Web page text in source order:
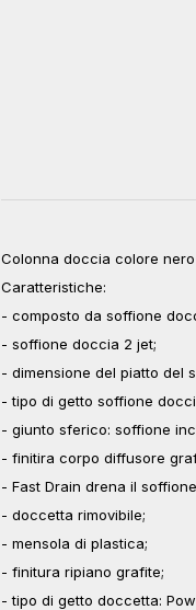
Colonna doccia colore
Caratteristiche:
- composto da soffione
- soffione doccia 2 jet;
- dimensione del piatto del
- tipo di getto soffione
- giunto sferico: soffione
- finitira corpo diffusore
- Fast Drain drena il
- doccetta rimovibile;
- mensola di plastica;
- finitura ripiano grafite;
- tipo di getto doccetta: